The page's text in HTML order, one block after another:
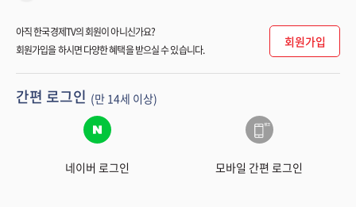
아직 한국경제TV의 회원이 아니신가요?
회원가입을 하시면 다양한 혜택을 받으실 수 있습니다.
회원가입
간편 로그인 (만 14세 이상)
네이버 로그인 모바일 간편 로그인